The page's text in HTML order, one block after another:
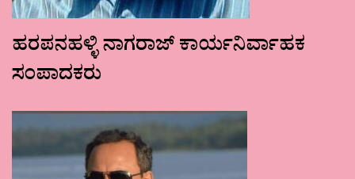
ಹರಪನಹಳ್ಳಿ ನಾಗರಾಜ್ ಕಾರ್ಯನಿರ್ವಾಹಕ
ಸಂಪಾದಕರು